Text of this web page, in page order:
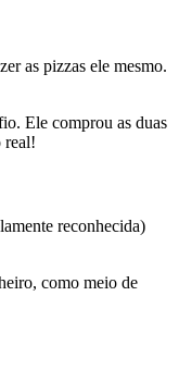
as pizzas ele mesmo.
Ele comprou as duas
real!
reconhecida)
como meio de